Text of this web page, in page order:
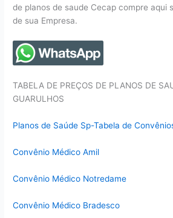
de planos de saude Cecap compre aqui
de sua Empresa.
TABELA DE PREÇOS DE PLANOS DE
GUARULHOS
Planos de Saúde Sp-Tabela de
Convênio Médico Amil
Convênio Médico Notredame
Convênio Médico Bradesco